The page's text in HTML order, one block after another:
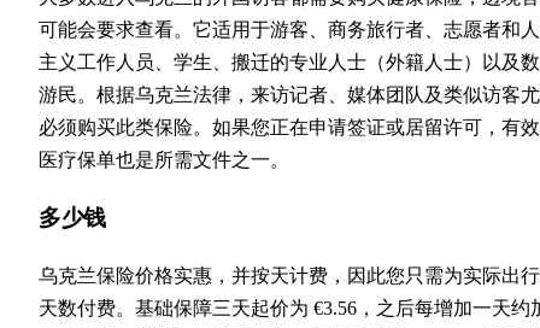
可能会要求查看。它适用于游客、商务旅行者、志愿者和
主义工作人员、学生、搬迁的专业人士（外籍人士）以及
游民。根据乌克兰法律，来访记者、媒体团队及类似访客
必须购买此类保险。如果您正在申请签证或居留许可，有
医疗保单也是所需文件之一。
多少钱
乌克兰保险价格实惠，并按天计费，因此您只需为实际出
天数付费。基础保障三天起价为 €3.56，之后每增加一天约